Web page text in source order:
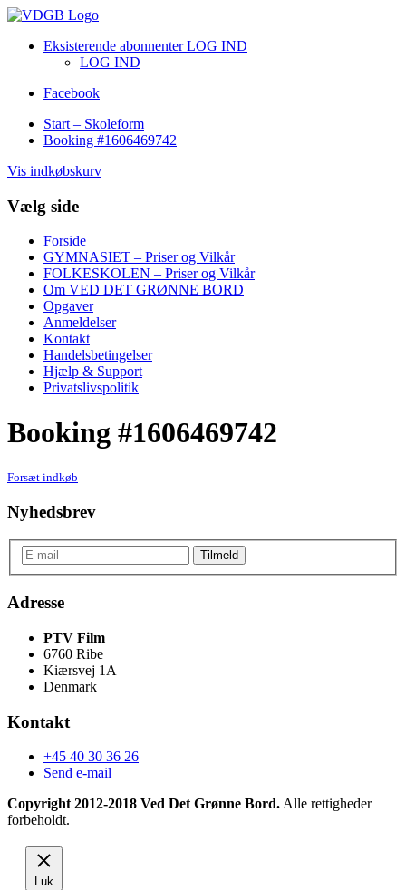
Eksisterende abonnenter LOG IND
LOG IND
Facebook
Start – Skoleform
Booking #1606469742
Vis indkøbskurv
Vælg side
Forside
GYMNASIET – Priser og Vilkår
FOLKESKOLEN – Priser og Vilkår
Om VED DET GRØNNE BORD
Opgaver
Anmeldelser
Kontakt
Handelsbetingelser
Hjælp & Support
Privatslivspolitik
Booking #1606469742
Forsæt indkøb
Nyhedsbrev
Adresse
PTV Film
6760 Ribe
Kiærsvej 1A
Denmark
Kontakt
+45 40 30 36 26
Send e-mail
Copyright 2012-2018 Ved Det Grønne Bord. Alle rettigheder
forbeholdt.
Luk